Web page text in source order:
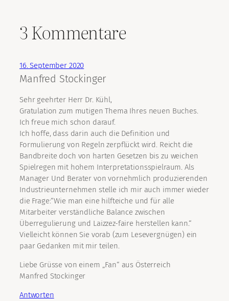
3 Kommentare
16. September 2020
Manfred Stockinger
Sehr geehrter Herr Dr. Kühl,
Gratulation zum mutigen Thema Ihres neuen Buches.
Ich freue mich schon darauf.
Ich hoffe, dass darin auch die Definition und
Formulierung von Regeln zerpflückt wird. Reicht die
Bandbreite doch von harten Gesetzen bis zu weichen
Spielregen mit hohem Interpretationsspielraum. Als
Manager Und Berater von vornehmlich produzierenden
Industrieunternehmen stelle ich mir auch immer wieder
die Frage:“Wie man eine hilfteiche und für alle
Mitarbeiter verständliche Balance zwischen
Überregulierung und Laizzez-faire herstellen kann.“
Vielleicht können Sie vorab (zum Lesevergnügen) ein
paar Gedanken mit mir teilen.
Liebe Grüsse von einem „Fan“ aus Österreich
Manfred Stockinger
Antworten